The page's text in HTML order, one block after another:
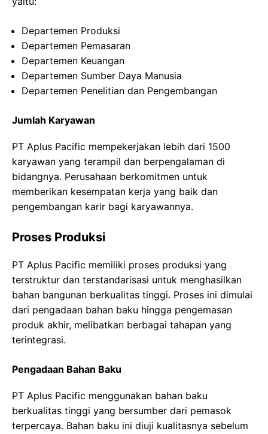
Departemen Produksi
Departemen Pemasaran
Departemen Keuangan
Departemen Sumber Daya Manusia
Departemen Penelitian dan Pengembangan
Jumlah Karyawan
PT Aplus Pacific mempekerjakan lebih dari 1500
karyawan yang terampil dan berpengalaman di
bidangnya. Perusahaan berkomitmen untuk
memberikan kesempatan kerja yang baik dan
pengembangan karir bagi karyawannya.
Proses Produksi
PT Aplus Pacific memiliki proses produksi yang
terstruktur dan terstandarisasi untuk menghasilkan
bahan bangunan berkualitas tinggi. Proses ini dimulai
dari pengadaan bahan baku hingga pengemasan
produk akhir, melibatkan berbagai tahapan yang
terintegrasi.
Pengadaan Bahan Baku
PT Aplus Pacific menggunakan bahan baku
berkualitas tinggi yang bersumber dari pemasok
terpercaya. Bahan baku ini diuji kualitasnya sebelum